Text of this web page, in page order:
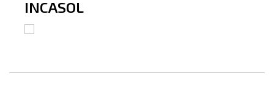
INCASOL